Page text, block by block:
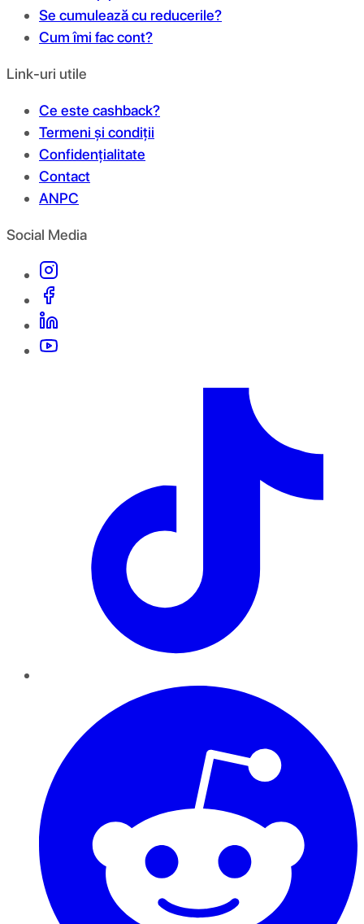
Se cumulează cu reducerile?
Cum îmi fac cont?
Link-uri utile
Ce este cashback?
Termeni și condiții
Confidențialitate
Contact
ANPC
Social Media